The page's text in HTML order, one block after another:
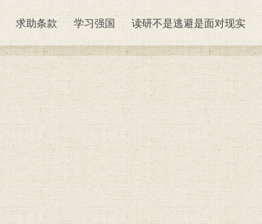
求助条款 学习强国 读研不是逃避是面对现实